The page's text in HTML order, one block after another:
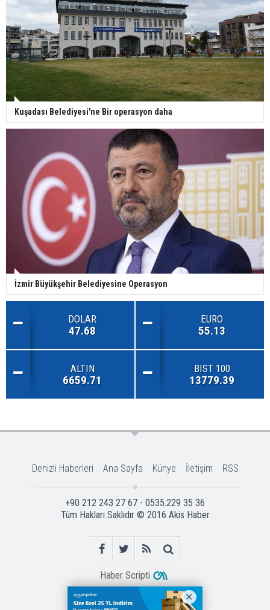
Kuşadası Belediyesi'ne Bir operasyon daha
İzmir Büyükşehir Belediyesine Operasyon
DOLAR
47.68
EURO
55.13
ALTIN
6659.71
BIST 100
13779.39
Denizli Haberleri Ana Sayfa Künye İletişim RSS
+90 212 243 27 67 - 0535.229 35 36
Tüm Hakları Saklıdır © 2016 Akis Haber
Haber Scripti